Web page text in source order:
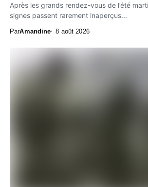
Après les grands rendez-vous de l’été
signes passent rarement inaperçus...
ParAmandine 8 août 2026